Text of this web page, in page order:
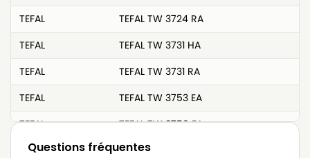
TEFAL
TEFAL TW 3724 RA
TEFAL
TEFAL TW 3731 HA
TEFAL
TEFAL TW 3731 RA
TEFAL
TEFAL TW 3753 EA
TEFAL
TEFAL TW 3759 EA
TEFAL
TEFAL TW 3778 GA
Questions fréquentes